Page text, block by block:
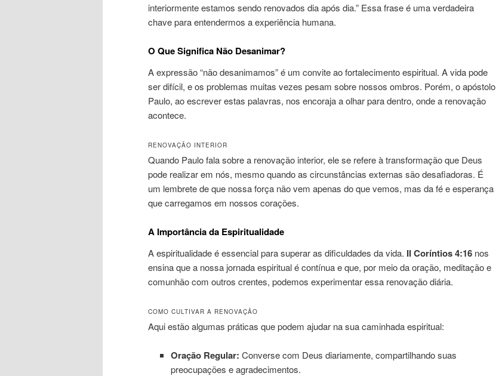
interiormente estamos sendo renovados dia após dia.” Essa frase é uma verdadeira
chave para entendermos a experiência humana.
O Que Significa Não Desanimar?
A expressão “não desanimamos” é um convite ao fortalecimento espiritual. A vida pode
ser difícil, e os problemas muitas vezes pesam sobre nossos ombros. Porém, o apóstolo
Paulo, ao escrever estas palavras, nos encoraja a olhar para dentro, onde a renovação
acontece.
RENOVAÇÃO INTERIOR
Quando Paulo fala sobre a renovação interior, ele se refere à transformação que Deus
pode realizar em nós, mesmo quando as circunstâncias externas são desafiadoras. É
um lembrete de que nossa força não vem apenas do que vemos, mas da fé e esperança
que carregamos em nossos corações.
A Importância da Espiritualidade
A espiritualidade é essencial para superar as dificuldades da vida. II Coríntios 4:16 nos
ensina que a nossa jornada espiritual é contínua e que, por meio da oração, meditação e
comunhão com outros crentes, podemos experimentar essa renovação diária.
COMO CULTIVAR A RENOVAÇÃO
Aqui estão algumas práticas que podem ajudar na sua caminhada espiritual:
Oração Regular: Converse com Deus diariamente, compartilhando suas
preocupações e agradecimentos.